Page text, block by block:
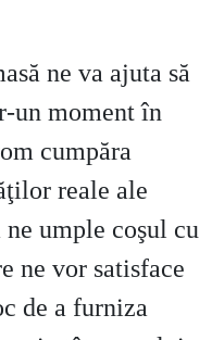
ne va ajuta să
un moment în
cumpăra
reale ale
umple coşul cu
ne vor satisface
de a furniza